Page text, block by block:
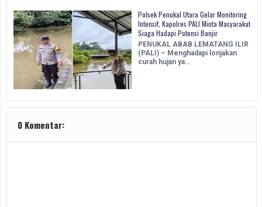
Polsek Penukal Utara Gelar Monitoring
Intensif, Kapolres PALI Minta Masyarakat
Siaga Hadapi Potensi Banjir
PENUKAL ABAB LEMATANG ILIR
(PALI) – Menghadapi lonjakan
curah hujan ya…
0 Komentar: